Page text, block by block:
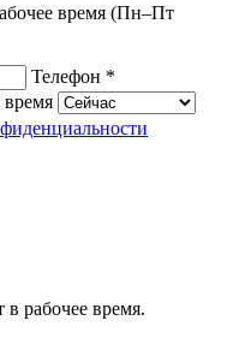
время (Пн–Пт
Телефон *
время
рабочее время.